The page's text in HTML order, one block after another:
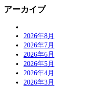
アーカイブ
2026年8月
2026年7月
2026年6月
2026年5月
2026年4月
2026年3月